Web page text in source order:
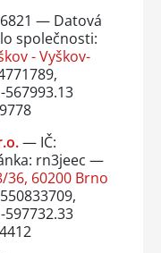
— Datová
společnosti:
- Vyškov-
567993.13
— IČ:
rn3jeec —
36, 60200 Brno
597732.33